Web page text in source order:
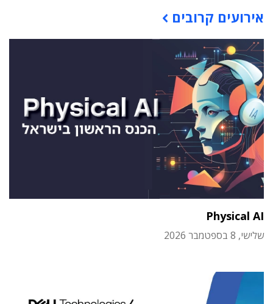
אירועים קרובים
Physical AI
שלישי, 8 בספטמבר 2026